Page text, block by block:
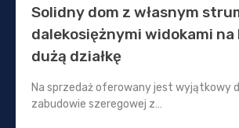
Solidny dom z własnym
dalekosiężnymi widokami na
dużą działkę
Na sprzedaż oferowany jest wyjątkowy
zabudowie szeregowej z…